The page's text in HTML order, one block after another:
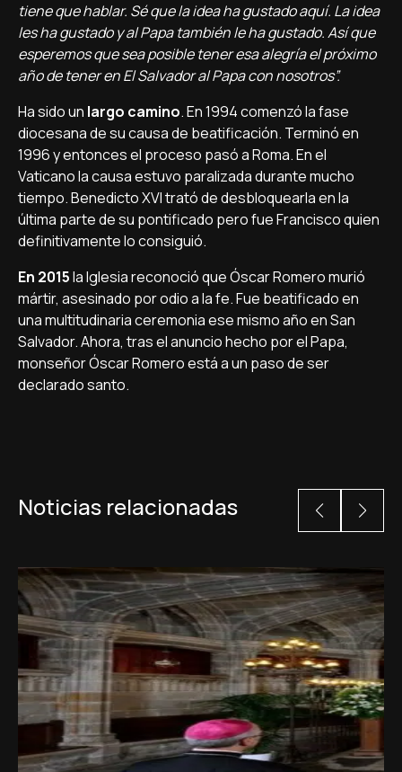
tiene que hablar. Sé que la idea ha gustado aquí. La idea
les ha gustado y al Papa también le ha gustado. Así que
esperemos que sea posible tener esa alegría el próximo
año de tener en El Salvador al Papa con nosotros”.
Ha sido un largo camino. En 1994 comenzó la fase
diocesana de su causa de beatificación. Terminó en
1996 y entonces el proceso pasó a Roma. En el
Vaticano la causa estuvo paralizada durante mucho
tiempo. Benedicto XVI trató de desbloquearla en la
última parte de su pontificado pero fue Francisco quien
definitivamente lo consiguió.
En 2015la Iglesia reconoció que Óscar Romero murió
mártir, asesinado por odio a la fe. Fue beatificado en
una multitudinaria ceremonia ese mismo año en San
Salvador. Ahora, tras el anuncio hecho por el Papa,
monseñor Óscar Romero está a un paso de ser
declarado santo.
Noticias relacionadas